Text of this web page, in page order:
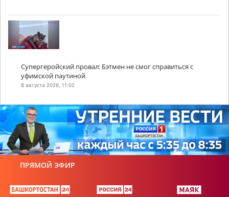
Супергеройский провал: Бэтмен не смог справиться с
уфимской паутиной
8 августа 2026, 11:02
ПРЯМОЙ ЭФИР